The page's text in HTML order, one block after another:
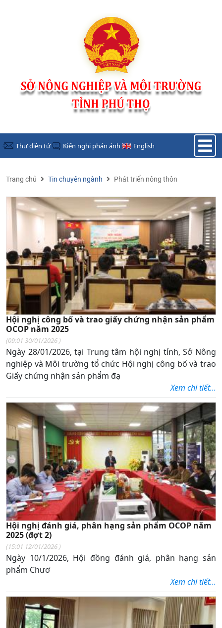
Thư điện tử Kiến nghị phản ánh English
Trang chủ Tin chuyên ngành Phát triển nông thôn
Hội nghị công bố và trao giấy chứng nhận sản phẩm
OCOP năm 2025
(09:01 30/01/2026 )
Ngày 28/01/2026, tại Trung tâm hội nghị tỉnh, Sở Nông
nghiệp và Môi trường tổ chức Hội nghị công bố và trao
Giấy chứng nhận sản phẩm đạ
Xem chi tiết...
Hội nghị đánh giá, phân hạng sản phẩm OCOP năm
2025 (đợt 2)
(15:01 12/01/2026 )
Ngày 10/1/2026, Hội đồng đánh giá, phân hạng sản
phẩm Chươ
Xem chi tiết...